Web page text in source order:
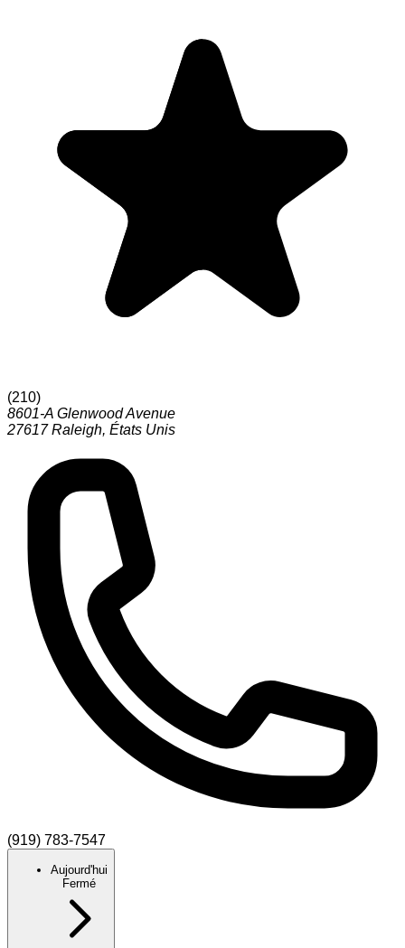
(210)
8601-A Glenwood Avenue
27617 Raleigh, États Unis
(919) 783-7547
Aujourd'hui
Fermé